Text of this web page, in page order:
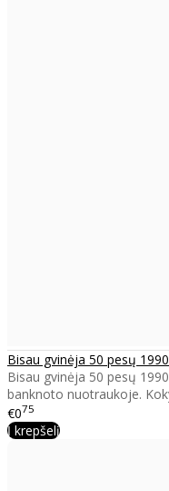
Bisau gvinėja 50 pesų
Bisau gvinėja 50 pesų
banknoto nuotraukoje.
€075
Į krepšelį